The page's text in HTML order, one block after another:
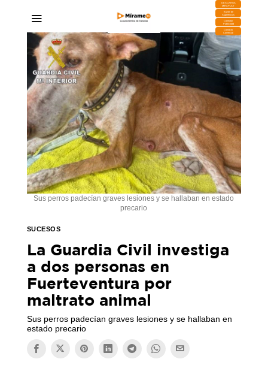
DESCARGA
MIRAPLAY
Buzón de
Sugerencias
Contratar
Publicidad
Contacto
Comercial
Sus perros padecían graves lesiones y se hallaban en estado
precario
SUCESOS
La Guardia Civil investiga
a dos personas en
Fuerteventura por
maltrato animal
Sus perros padecían graves lesiones y se hallaban en
estado precario